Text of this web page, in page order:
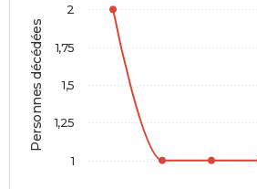
Personnes décédées
1
1,25
1,5
1,75
2